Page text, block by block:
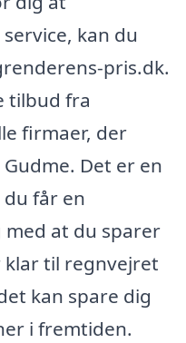
kan du
pris.dk.
tilbud fra
firmaer, der
Det er en
får en
at du sparer
til regnvejret
kan spare dig
i fremtiden.